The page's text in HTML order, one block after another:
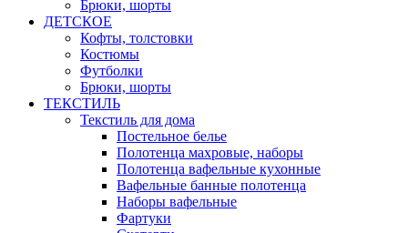
Брюки, шорты
ДЕТСКОЕ
Кофты, толстовки
Костюмы
Футболки
Брюки, шорты
ТЕКСТИЛЬ
Текстиль для дома
Постельное белье
Полотенца махровые, наборы
Полотенца вафельные кухонные
Вафельные банные полотенца
Наборы вафельные
Фартуки